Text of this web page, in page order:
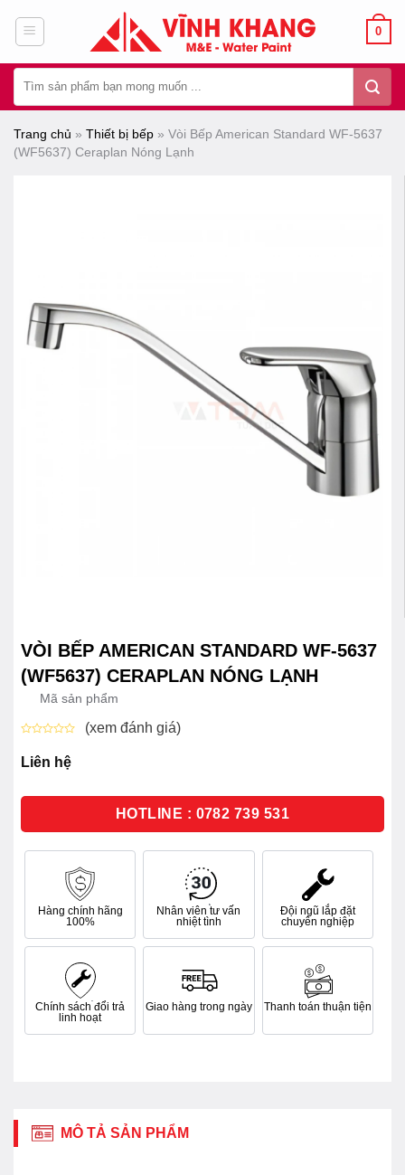
dung
0
kiếm:
Trang chủ » Thiết bị bếp » Vòi Bếp American Standard WF-5637
(WF5637) Ceraplan Nóng Lạnh
VÒI BẾP AMERICAN STANDARD WF-5637
(WF5637) CERAPLAN NÓNG LẠNH
Mã sản phẩm
xếp
hạng
sao
(xem đánh giá)
Liên hệ
HOTLINE : 0782 739 531
Hàng chính hãng
100%
Nhân viên tư vấn
nhiệt tình
Đội ngũ lắp đặt
chuyên nghiệp
Chính sách đổi trả
linh hoạt
Giao hàng trong ngày Thanh toán thuận tiện
MÔ TẢ SẢN PHẨM